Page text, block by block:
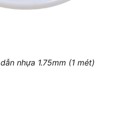
nhựa 1.75mm (1 mét)